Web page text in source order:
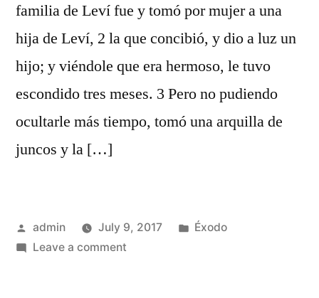
familia de Leví fue y tomó por mujer a una
hija de Leví, 2 la que concibió, y dio a luz un
hijo; y viéndole que era hermoso, le tuvo
escondido tres meses. 3 Pero no pudiendo
ocultarle más tiempo, tomó una arquilla de
juncos y la […]
Posted
by
admin July 9, 2017
Posted
Éxodo
Leave a commenton